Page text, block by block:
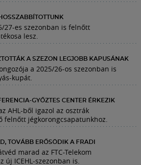
27-es szezonban is felnőtt
lesz.
A SZEZON LEGJOBB KAPUSÁNAK
a 2025/26-os szezonban is
kupát.
GYŐZTES CENTER ÉRKEZIK
AHL-ből igazol az osztrák
felnőtt jégkorongcsapatunkhoz.
TOVÁBB ERŐSÖDIK A FRADI
marad az FTC-Telekom
új ICEHL-szezonban is.